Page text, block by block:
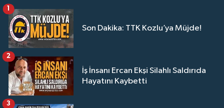
Son Dakika: TTK Kozlu’ya Müjde!
1
İş İnsanı Ercan Ekşi Silahlı Saldırıda
Hayatını Kaybetti
2
3